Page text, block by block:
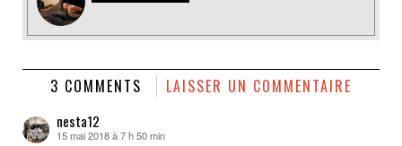
3 COMMENTS LAISSER UN COMMENTAIRE
nesta12
dit :
15 mai 2018 à 7 h 50 min